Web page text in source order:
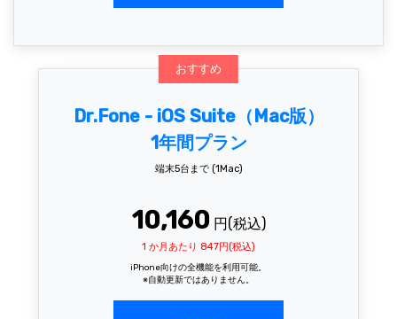
おすすめ
Dr.Fone - iOS Suite（Mac版）
1年間プラン
端末5台まで (1Mac)
10,160 円(税込)
1 か月あたり 847円(税込)
iPhone向けの全機能を利用可能。
※自動更新ではありません。